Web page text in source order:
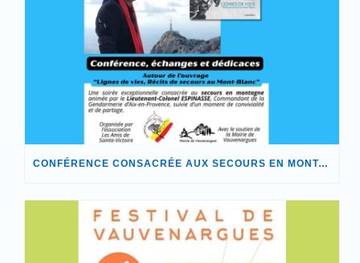
CONFÉRENCE CONSACRÉE AUX SECOURS EN MONTAGNE